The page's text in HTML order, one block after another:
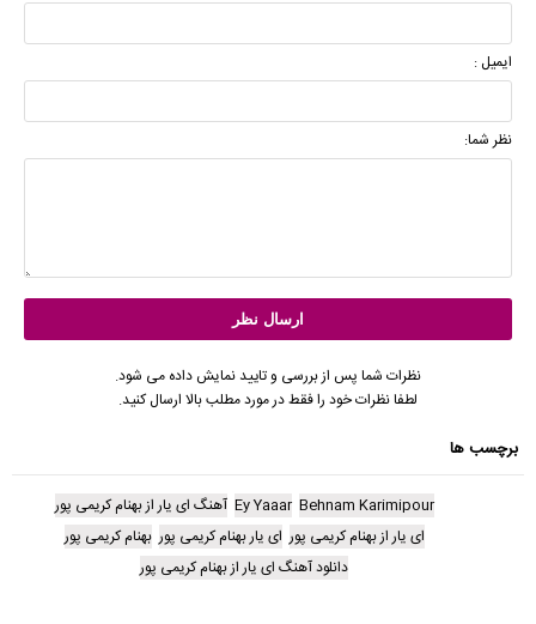
ایمیل :
نظر شما:
نظرات شما پس از بررسی و تایید نمایش داده می شود.
لطفا نظرات خود را فقط در مورد مطلب بالا ارسال کنید.
برچسب ها
Behnam Karimipour
Ey Yaaar آهنگ ای یار از بهنام کریمی پور
ای یار از بهنام کریمی پور ای یار بهنام کریمی پور بهنام کریمی پور
دانلود آهنگ ای یار از بهنام کریمی پور